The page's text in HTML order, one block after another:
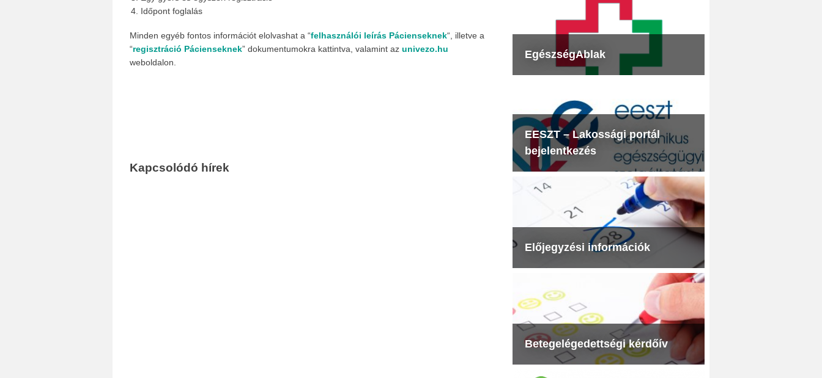
Időpont foglalás
Minden egyéb fontos információt elolvashat a “felhasználói leírás Pácienseknek“, illetve a
“regisztráció Pácienseknek” dokumentumokra kattintva, valamint az univezo.hu
weboldalon.
Kapcsolódó hírek
EgészségAblak
EESZT – Lakossági portál
bejelentkezés
Előjegyzési információk
Betegelégedettségi kérdőív